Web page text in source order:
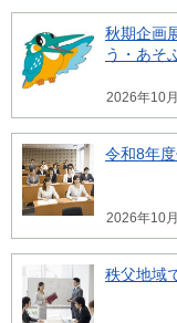
秋期企画
う・あそ
2026年10
令和8年
2026年10
秩父地域